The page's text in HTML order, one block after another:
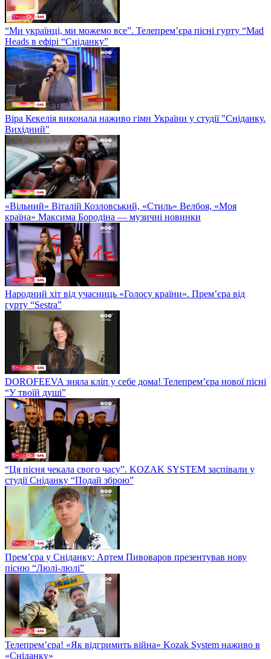
“Ми українці, ми можемо все”. Телепрем’єра пісні гурту “Mad
Heads в ефірі “Сніданку”
Віра Кекелія виконала наживо гімн України у студії "Сніданку.
Вихідний"
«Вільний» Віталій Козловський, «Стиль» Велбоя, «Моя
країна» Максима Бородіна — музичні новинки
Народний хіт від учасниць «Голосу країни». Прем’єра від
гурту “Sestra”
DOROFEEVA зняла кліп у себе дома! Телепрем’єра нової пісні
“У твоїй душі”
“Ця пісня чекала свого часу”. KOZAK SYSTEM заспівали у
студії Сніданку “Подай зброю”
Прем’єра у Сніданку: Артем Пивоваров презентував нову
пісню “Люлі-люлі”
Телепрем’єра! «Як відгримить війна» Kozak System наживо в
«Сніданку»